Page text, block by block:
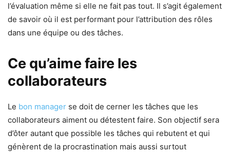
l’évaluation même si elle ne fait pas tout. Il s’agit également
de savoir où il est performant pour l’attribution des rôles
dans une équipe ou des tâches.
Ce qu’aime faire les
collaborateurs
Le bon manager se doit de cerner les tâches que les
collaborateurs aiment ou détestent faire. Son objectif sera
d’ôter autant que possible les tâches qui rebutent et qui
génèrent de la procrastination mais aussi surtout